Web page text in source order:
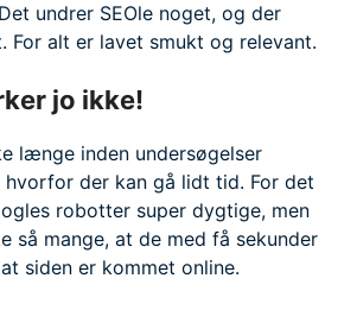
undrer SEOle noget, og der
For alt er lavet smukt og relevant.
jo ikke!
længe inden undersøgelser
der kan gå lidt tid. For det
robotter super dygtige, men
så mange, at de med få sekunder
siden er kommet online.